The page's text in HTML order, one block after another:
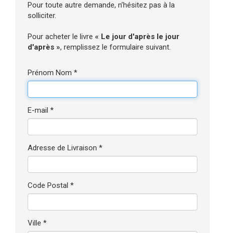
Pour toute autre demande, n’hésitez pas à la
solliciter.
Pour acheter le livre « Le jour d'après le jour
d'après », remplissez le formulaire suivant.
Prénom Nom *
E-mail *
Adresse de Livraison *
Code Postal *
Ville *